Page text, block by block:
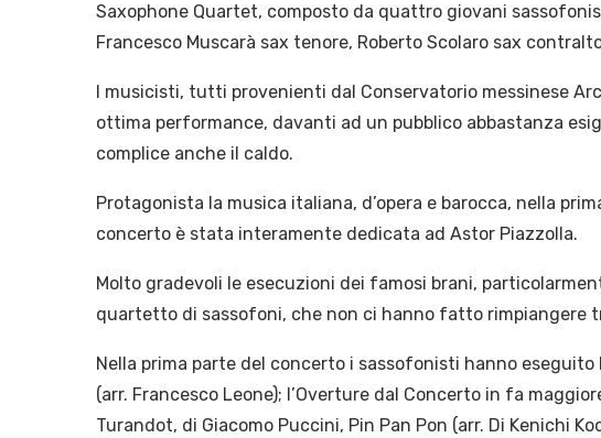
Saxophone Quartet, composto da quattro giovani
Francesco Muscarà sax tenore, Roberto Scolaro sax
I musicisti, tutti provenienti dal Conservatorio messinese
ottima performance, davanti ad un pubblico abbastanza
complice anche il caldo.
Protagonista la musica italiana, d’opera e barocca, nella
concerto è stata interamente dedicata ad Astor Piazzolla.
Molto gradevoli le esecuzioni dei famosi brani,
quartetto di sassofoni, che non ci hanno fatto rimpiangere
Nella prima parte del concerto i sassofonisti hanno eseguito
(arr. Francesco Leone); l’Overture dal Concerto in fa
Turandot, di Giacomo Puccini, Pin Pan Pon (arr. Di Kenichi